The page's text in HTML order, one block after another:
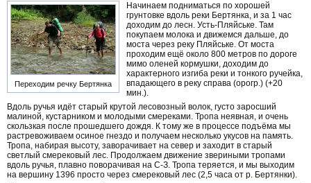
Переходим речку Бертянка
Начинаем подниматься по хорошей
грунтовке вдоль реки Бертянка, и за 1 час
доходим до лесн. Усть-Пляйське. Там
покупаем молока и движемся дальше, до
моста через реку Пляйське. От моста
проходим ещё около 800 метров по дороге
мимо оленей кормушки, доходим до
характерного изгиба реки и тонкого ручейка,
впадающего в реку справа (орогр.) (+20
мин.).
Вдоль ручья идёт старый крутой лесовозный волок, густо заросший
малиной, кустарником и молодыми смереками. Тропа неявная, и очень
скользкая после прошедшего дождя. К тому же в процессе подъёма мы
растревоживаем осиное гнездо и получаем несколько укусов на память.
Тропа, набирая высоту, заворачивает на север и заходит в старый
светлый смерековый лес. Продолжаем движение звериными тропами
вдоль ручья, плавно поворачивая на С-З. Тропа теряется, и мы выходим
на вершину 1396 просто через смерековый лес (2,5 часа от р. Бертянки).